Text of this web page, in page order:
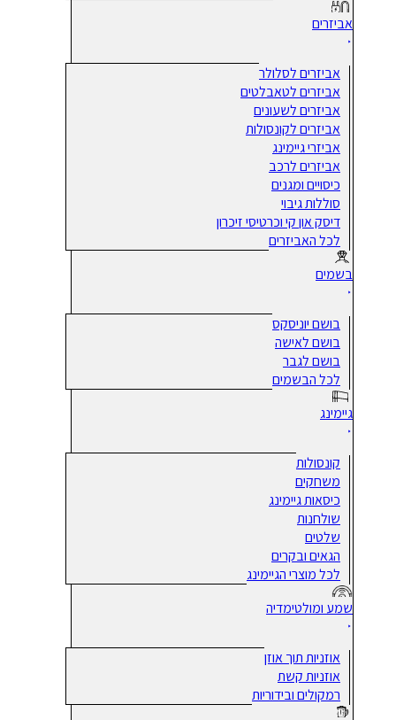
אביזרים
אביזרים לסלולר
אביזרים לטאבלטים
אביזרים לשעונים
אביזרים לקונסולות
אביזרי גיימינג
אביזרים לרכב
כיסויים ומגנים
סוללות גיבוי
דיסק און קי וכרטיסי זיכרון
לכל האביזרים
בשמים
בושם יוניסקס
בושם לאישה
בושם לגבר
לכל הבשמים
גיימינג
קונסולות
משחקים
כיסאות גיימינג
שולחנות
שלטים
הגאים ובקרים
לכל מוצרי הגיימינג
שמע ומולטימדיה
אוזניות תוך אוזן
אוזניות קשת
רמקולים ובידוריות